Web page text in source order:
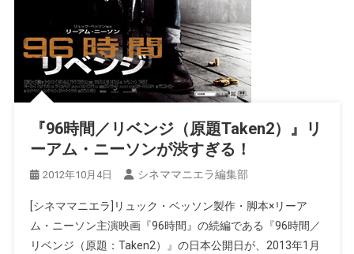
『96時間／リベンジ（原題Taken2）』リ
ーアム・ニーソンが渋すぎる！
2012年10月4日 シネママニエラ編集部
[シネママニエラ]リュック・ベッソン製作・脚本×リーア
ム・ニーソン主演映画『96時間』の続編である『96時間／
リベンジ（原題：Taken2）』の日本公開日が、2013年1月